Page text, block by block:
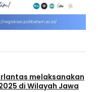
melaksanakan
di Wilayah Jawa